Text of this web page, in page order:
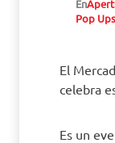
En
Pop
El
celebra
Es un